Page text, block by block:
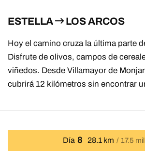
ESTELLA LOS ARCOS
Hoy el camino cruza la última parte
Disfrute de olivos, campos de
viñedos. Desde Villamayor de
cubrirá 12 kilómetros sin encontrar
Día 8 28.1 km 17.5